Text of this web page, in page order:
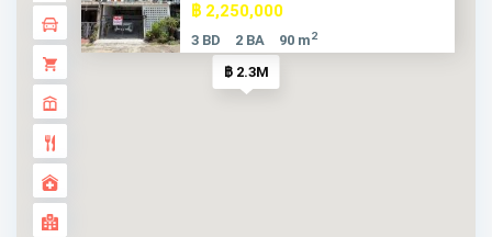
฿ 2.3M
฿ 2,250,000
3 BD 2 BA 90 m2